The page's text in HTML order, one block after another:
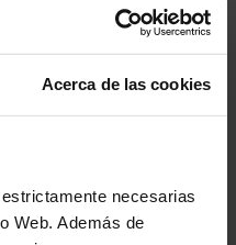
Acerca de las cookies
necesarias
Web. Además de
& Orchester
Missa solemnis, en Re